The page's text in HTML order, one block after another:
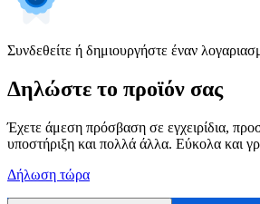
Συνδεθείτε ή δημιουργήστε έναν
Δηλώστε το προϊόν σας
Έχετε άμεση πρόσβαση σε εγχειρίδια,
υποστήριξη και πολλά άλλα. Εύκολα και
Δήλωση τώρα